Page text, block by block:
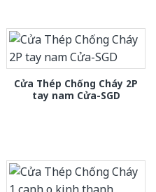
Cửa Thép Chống Cháy 2P
tay nam Cửa-SGD